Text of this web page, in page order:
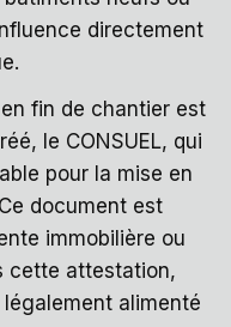
directement
fin de chantier est
le CONSUEL, qui
pour la mise en
document est
immobilière ou
cette attestation,
alimenté